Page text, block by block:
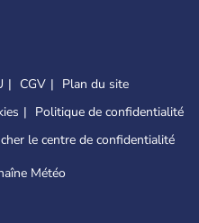
CGV
Plan du site
Politique de confidentialité
le centre de confidentialité
Météo